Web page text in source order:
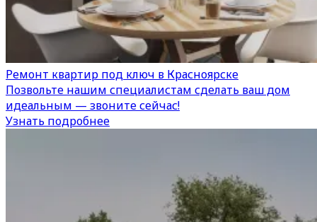
Ремонт квартир под ключ в Красноярске
Позвольте нашим специалистам сделать ваш дом
идеальным — звоните сейчас!
Узнать подробнее